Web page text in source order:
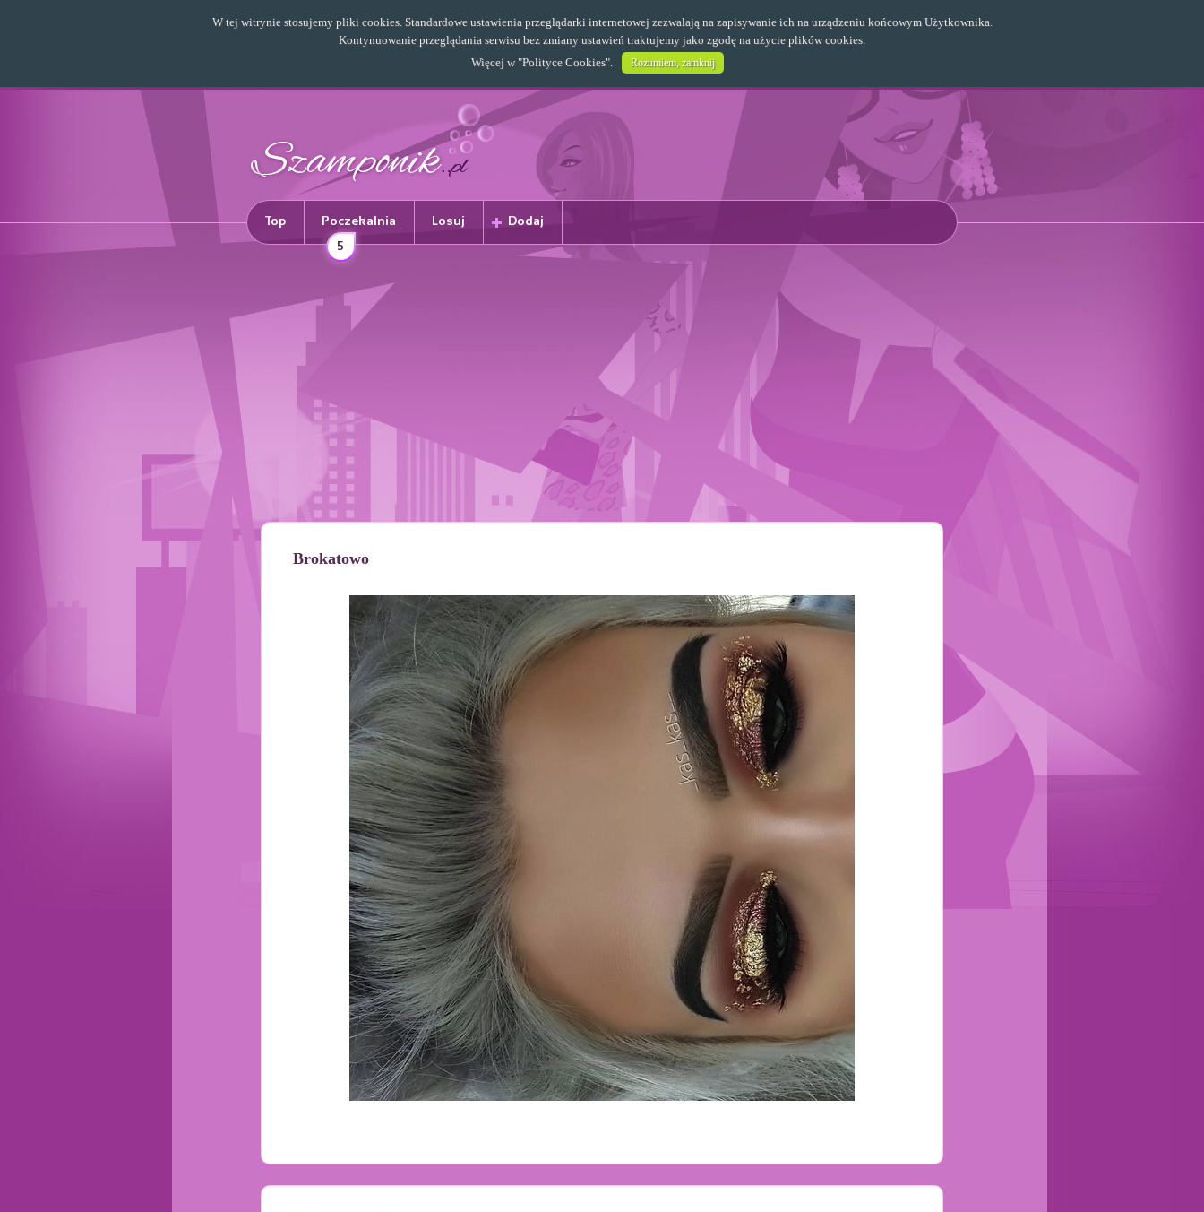
Top Poczekalnia
5
Losuj Dodaj
Brokatowo
W tej witrynie stosujemy pliki cookies. Standardowe ustawienia przeglądarki internetowej zezwalają na zapisywanie ich na urządzeniu końcowym Użytkownika.
Kontynuowanie przeglądania serwisu bez zmiany ustawień traktujemy jako zgodę na użycie plików cookies.
Więcej w "Polityce Cookies". Rozumiem, zamknij